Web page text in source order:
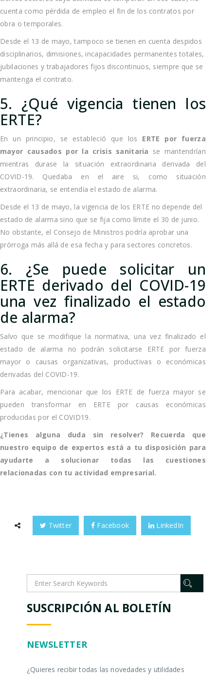
cuenta como pérdida de empleo el fin de los contratos por
obra o temporales.
Desde el 13 de mayo, tampoco se tienen en cuenta despidos
disciplinarios, dimisiones, incapacidades permanentes totales,
jubilaciones y trabajadores fijos discontinuos, siempre que se
mantenga el contrato.
5. ¿Qué vigencia tienen los
ERTE?
En un principio, se estableció que los ERTE por fuerza
mayor causados por la crisis sanitaria se mantendrían
mientras durase la situación extraordinaria derivada del
COVID-19. Quedaba en el aire si, como situación
extraordinaria, se entendía el estado de alarma.
Desde el 13 de mayo, la vigencia de los ERTE no depende del
estado de alarma sino que se fija como límite el 30 de junio.
No obstante, el Consejo de Ministros podría aprobar una
prórroga más allá de esa fecha y para sectores concretos.
6. ¿Se puede solicitar un
ERTE derivado del COVID-19
una vez finalizado el estado
de alarma?
Salvo que se modifique la normativa, una vez finalizado el
estado de alarma no podrán solicitarse ERTE por fuerza
mayor o causas organizativas, productivas o económicas
derivadas del COVID-19.
Para acabar, mencionar que los ERTE de fuerza mayor se
pueden transformar en ERTE por causas económicas
producidas por el COVID19.
¿Tienes alguna duda sin resolver? Recuerda que
nuestro equipo de expertos está a tu disposición para
ayudarte a solucionar todas las cuestiones
relacionadas con tu actividad empresarial.
Twitter Facebook LinkedIn
SUSCRIPCIÓN AL BOLETÍN
NEWSLETTER
¿Quieres recibir todas las novedades y utilidades